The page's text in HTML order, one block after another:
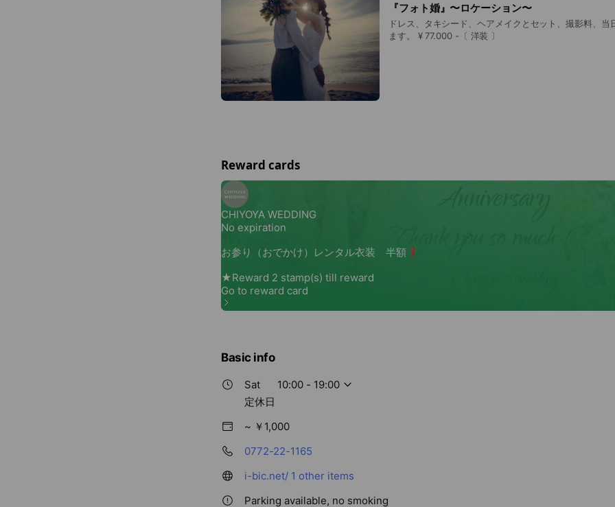
『フォト婚』〜ロケーション〜
ドレス、タキシード、ヘアメイクとセット、撮影料、
ます。 ¥ 77.000 -〔 洋装 〕
Reward cards
Basic info
Sat
10:00 - 19:00
定休日
~ ￥1,000
0772-22-1165
i-bic.net/ 1 other items
Parking available, no smoking